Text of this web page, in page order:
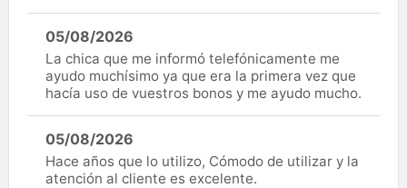
05/08/2026
La chica que me informó telefónicamente me
ayudo muchísimo ya que era la primera vez que
hacía uso de vuestros bonos y me ayudo mucho.
05/08/2026
Hace años que lo utilizo, Cómodo de utilizar y la
atención al cliente es excelente.